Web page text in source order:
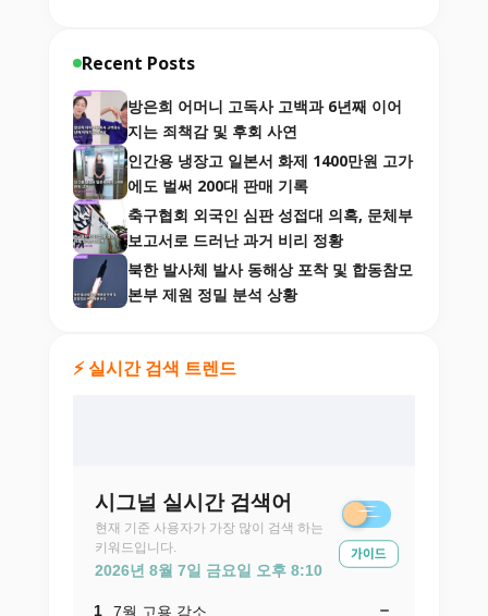
Recent Posts
방은희 어머니 고독사 고백과 6년째 이어
지는 죄책감 및 후회 사연
인간용 냉장고 일본서 화제 1400만원 고가
에도 벌써 200대 판매 기록
축구협회 외국인 심판 성접대 의혹, 문체부
보고서로 드러난 과거 비리 정황
북한 발사체 발사 동해상 포착 및 합동참모
본부 제원 정밀 분석 상황
⚡ 실시간 검색 트렌드